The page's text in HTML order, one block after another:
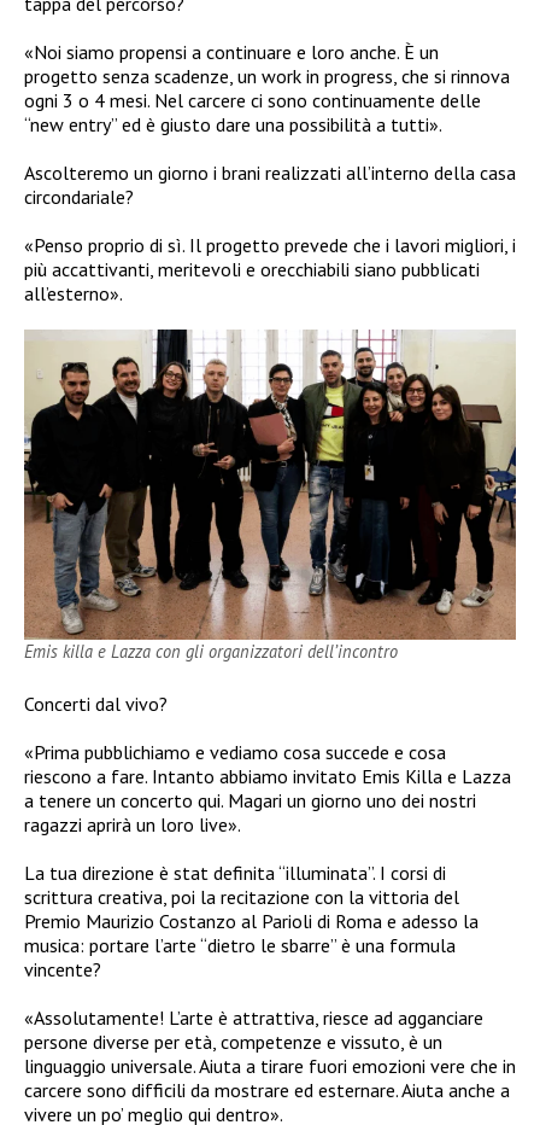
«Noi siamo propensi a continuare e loro anche. È un
progetto senza scadenze, un work in progress, che si rinnova
ogni 3 o 4 mesi. Nel carcere ci sono continuamente delle
“new entry” ed è giusto dare una possibilità a tutti».
Ascolteremo un giorno i brani realizzati all’interno della casa
circondariale?
«Penso proprio di sì. Il progetto prevede che i lavori migliori, i
più accattivanti, meritevoli e orecchiabili siano pubblicati
all’esterno».
Emis killa e Lazza con gli organizzatori dell’incontro
Concerti dal vivo?
«Prima pubblichiamo e vediamo cosa succede e cosa
riescono a fare. Intanto abbiamo invitato Emis Killa e Lazza
a tenere un concerto qui. Magari un giorno uno dei nostri
ragazzi aprirà un loro live».
La tua direzione è stat definita “illuminata”. I corsi di
scrittura creativa, poi la recitazione con la vittoria del
Premio Maurizio Costanzo al Parioli di Roma e adesso la
musica: portare l’arte “dietro le sbarre” è una formula
vincente?
«Assolutamente! L’arte è attrattiva, riesce ad agganciare
persone diverse per età, competenze e vissuto, è un
linguaggio universale. Aiuta a tirare fuori emozioni vere che in
carcere sono difficili da mostrare ed esternare. Aiuta anche a
vivere un po’ meglio qui dentro».